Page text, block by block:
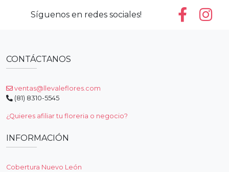
Síguenos en redes sociales!
CONTÁCTANOS
ventas@llevaleflores.com
(81) 8310-5545
¿Quieres afiliar tu floreria o negocio?
INFORMACIÓN
Cobertura Nuevo León